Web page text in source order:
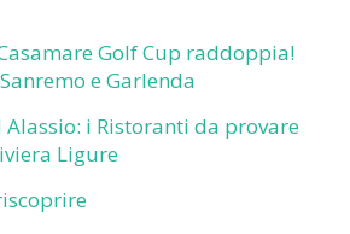
Golf Cup raddoppia!
e Garlenda
i Ristoranti da provare
Ligure